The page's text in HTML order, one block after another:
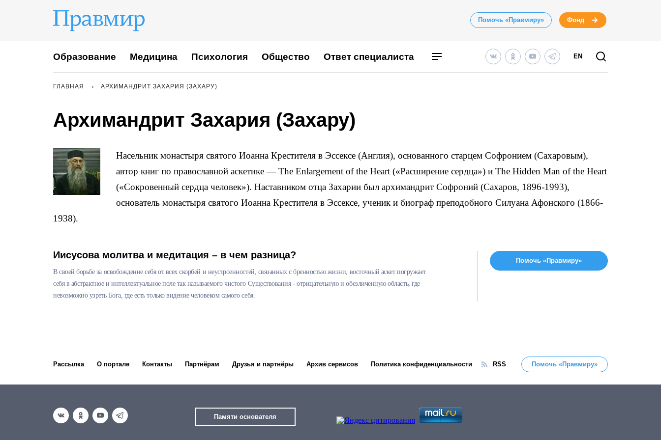
Помочь «Правмиру» Фонд
Образование Медицина Психология Общество Ответ специалиста EN
ГЛАВНАЯ АРХИМАНДРИТ ЗАХАРИЯ (ЗАХАРУ)
Архимандрит Захария (Захару)
Насельник монастыря святого Иоанна Крестителя в Эссексе (Англия), основанного старцем Софронием (Сахаровым),
автор книг по православной аскетике — The Enlargement of the Heart («Расширение сердца») и The Hidden Man of the Heart
(«Сокровенный сердца человек»). Наставником отца Захарии был архимандрит Софроний (Сахаров, 1896-1993),
основатель монастыря святого Иоанна Крестителя в Эссексе, ученик и биограф преподобного Силуана Афонского (1866-
1938).
Иисусова молитва и медитация – в чем разница?
В своей борьбе за освобождение себя от всех скорбей и неустроенностей, связанных с бренностью жизни, восточный аскет погружает
себя в абстрактное и интеллектуальное поле так называемого чистого Существования - отрицательную и обезличенную область, где
невозможно узреть Бога, где есть только видение человеком самого себя.
Помочь «Правмиру»
Рассылка О портале Контакты Партнёрам Друзья и партнёры Архив сервисов Политика конфиденциальности RSS Помочь «Правмиру»
Памяти основателя